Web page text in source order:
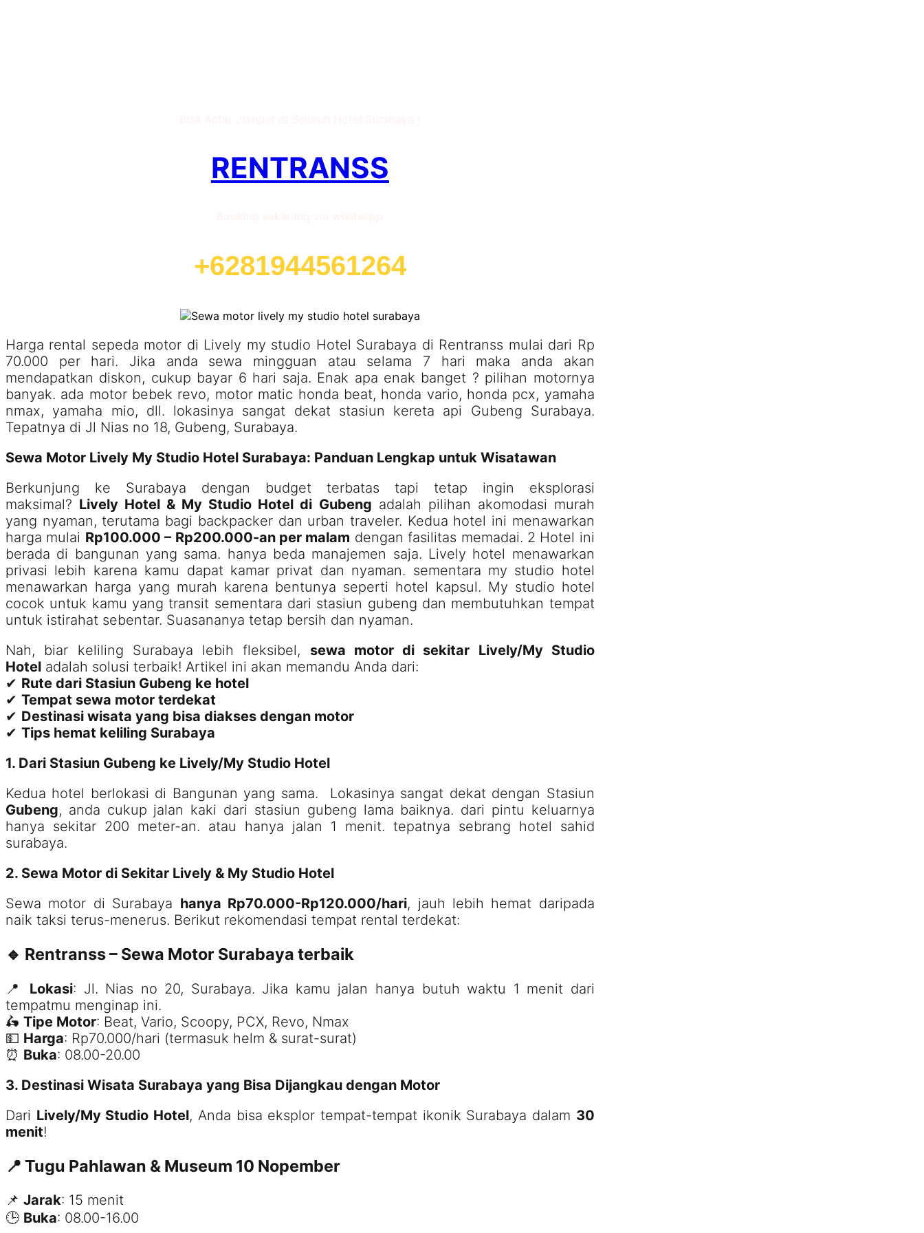
RENTRANSS
+6281944561264
Harga rental sepeda motor di Lively my studio Hotel Surabaya di Rentranss mulai dari Rp
70.000 per hari. Jika anda sewa mingguan atau selama 7 hari maka anda akan
mendapatkan diskon, cukup bayar 6 hari saja. Enak apa enak banget ? pilihan motornya
banyak. ada motor bebek revo, motor matic honda beat, honda vario, honda pcx, yamaha
nmax, yamaha mio, dll. lokasinya sangat dekat stasiun kereta api Gubeng Surabaya.
Tepatnya di Jl Nias no 18, Gubeng, Surabaya.
Sewa Motor Lively My Studio Hotel Surabaya: Panduan Lengkap untuk Wisatawan
Berkunjung ke Surabaya dengan budget terbatas tapi tetap ingin eksplorasi
maksimal? Lively Hotel & My Studio Hotel di Gubeng adalah pilihan akomodasi murah
yang nyaman, terutama bagi backpacker dan urban traveler. Kedua hotel ini menawarkan
harga mulai Rp100.000 – Rp200.000-an per malam dengan fasilitas memadai. 2 Hotel ini
berada di bangunan yang sama. hanya beda manajemen saja. Lively hotel menawarkan
privasi lebih karena kamu dapat kamar privat dan nyaman. sementara my studio hotel
menawarkan harga yang murah karena bentunya seperti hotel kapsul. My studio hotel
cocok untuk kamu yang transit sementara dari stasiun gubeng dan membutuhkan tempat
untuk istirahat sebentar. Suasananya tetap bersih dan nyaman.
Nah, biar keliling Surabaya lebih fleksibel, sewa motor di sekitar Lively/My Studio
Hotel adalah solusi terbaik! Artikel ini akan memandu Anda dari:
✔ Rute dari Stasiun Gubeng ke hotel
✔ Tempat sewa motor terdekat
✔ Destinasi wisata yang bisa diakses dengan motor
✔ Tips hemat keliling Surabaya
1. Dari Stasiun Gubeng ke Lively/My Studio Hotel
Kedua hotel berlokasi di Bangunan yang sama. Lokasinya sangat dekat dengan Stasiun
Gubeng, anda cukup jalan kaki dari stasiun gubeng lama baiknya. dari pintu keluarnya
hanya sekitar 200 meter-an. atau hanya jalan 1 menit. tepatnya sebrang hotel sahid
surabaya.
2. Sewa Motor di Sekitar Lively & My Studio Hotel
Sewa motor di Surabaya hanya Rp70.000-Rp120.000/hari, jauh lebih hemat daripada
naik taksi terus-menerus. Berikut rekomendasi tempat rental terdekat:
🔹 Rentranss – Sewa Motor Surabaya terbaik
📍 Lokasi: Jl. Nias no 20, Surabaya. Jika kamu jalan hanya butuh waktu 1 menit dari
tempatmu menginap ini.
🛵 Tipe Motor: Beat, Vario, Scoopy, PCX, Revo, Nmax
💵 Harga: Rp70.000/hari (termasuk helm & surat-surat)
⏰ Buka: 08.00-20.00
3. Destinasi Wisata Surabaya yang Bisa Dijangkau dengan Motor
Dari Lively/My Studio Hotel, Anda bisa eksplor tempat-tempat ikonik Surabaya dalam 30
menit!
📍 Tugu Pahlawan & Museum 10 Nopember
📌 Jarak: 15 menit
🕒 Buka: 08.00-16.00